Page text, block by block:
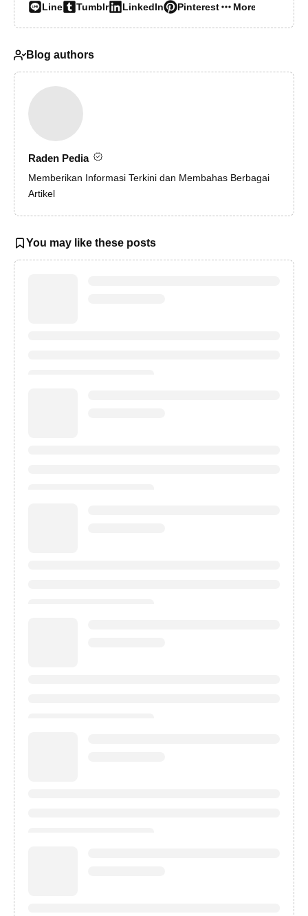
Line
Tumblr LinkedIn Pinterest More…
Blog authors
Raden Pedia
Memberikan Informasi Terkini dan Membahas Berbagai
Artikel
You may like these posts